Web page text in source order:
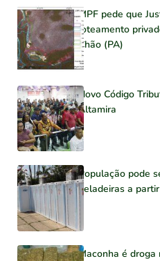
MPF pede que
loteamento
Chão (PA)
Novo Código
Altamira
População pode
geladeiras a
Maconha é droga